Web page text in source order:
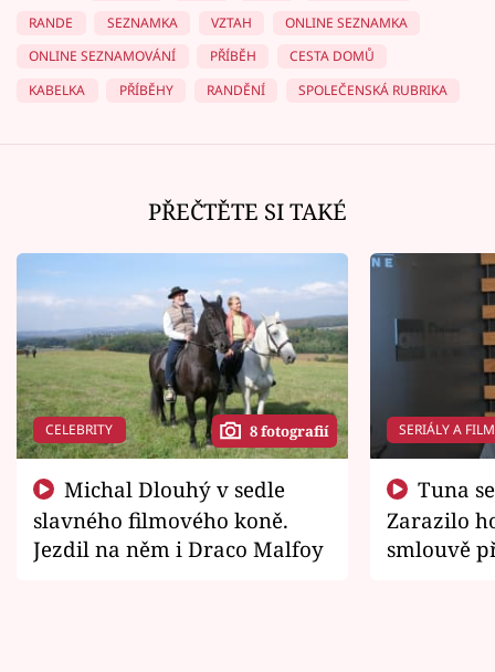
RANDE
SEZNAMKA VZTAH
ONLINE SEZNAMKA
ONLINE SEZNAMOVÁNÍ
PŘÍBĚH
CESTA DOMŮ
KABELKA
PŘÍBĚHY RANDĚNÍ SPOLEČENSKÁ RUBRIKA
PŘEČTĚTE SI TAKÉ
CELEBRITY 8 fotografií
slavného filmového koně.
Jezdil na něm i Draco Malfoy
SERIÁLY A
Zarazilo
smlouvě